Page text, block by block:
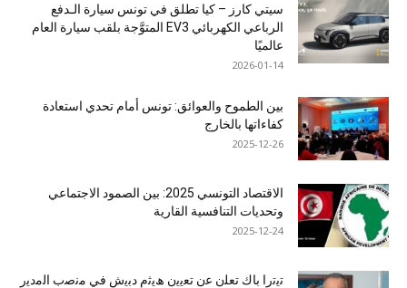
سيتي كارز – كيا تطلق في تونس سيارة الـدفع
الرباعي الكهربائي EV3 المتوَّجة بلقب سيارة العام
عالميًا
2026-01-14
بين الطموح والعوائق: تونس أمام تحدي استعادة
كفاءاتها بالخارج
2025-12-26
الاقتصاد التونسي 2025: بين الصمود الاجتماعي
وتحديات التنافسية القارية
2025-12-24
ﺗﯾﺗرا ﺑﺎك ﺗﻌﻠن ﻋن ﺗﻌﯾﯾن ھﯾﺛم دﺑﯾش ﻓﻲ ﻣﻧﺻب اﻟﻣدﯾر